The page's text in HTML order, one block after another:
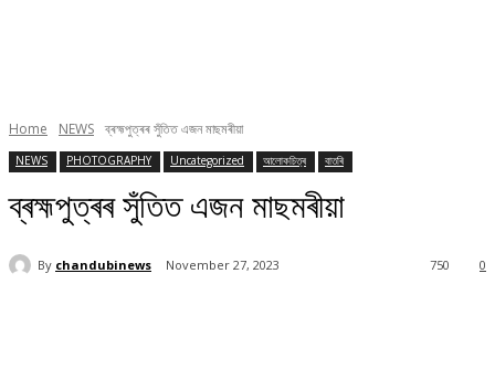
Home NEWS ব্ৰহ্মপুত্ৰৰ সুঁতিত এজন মাছমৰীয়া
NEWS PHOTOGRAPHY Uncategorized আলোকচিত্ৰ বাতৰি
ব্ৰহ্মপুত্ৰৰ সুঁতিত এজন মাছমৰীয়া
By chandubinews November 27, 2023 0
750